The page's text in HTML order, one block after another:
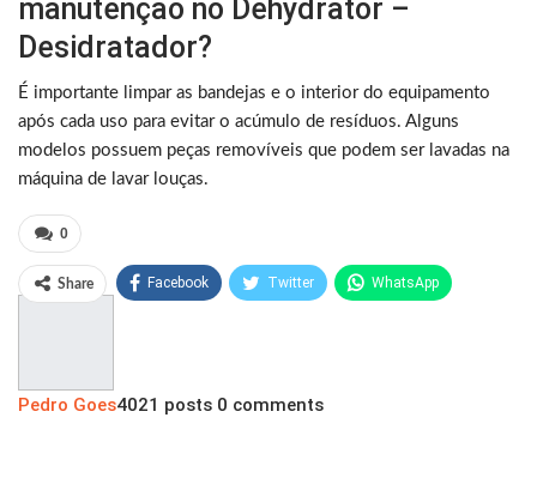
manutenção no Dehydrator –
Desidratador?
É importante limpar as bandejas e o interior do equipamento
após cada uso para evitar o acúmulo de resíduos. Alguns
modelos possuem peças removíveis que podem ser lavadas na
máquina de lavar louças.
0
Share Facebook Twitter WhatsApp
Pedro Goes4021 posts 0 comments